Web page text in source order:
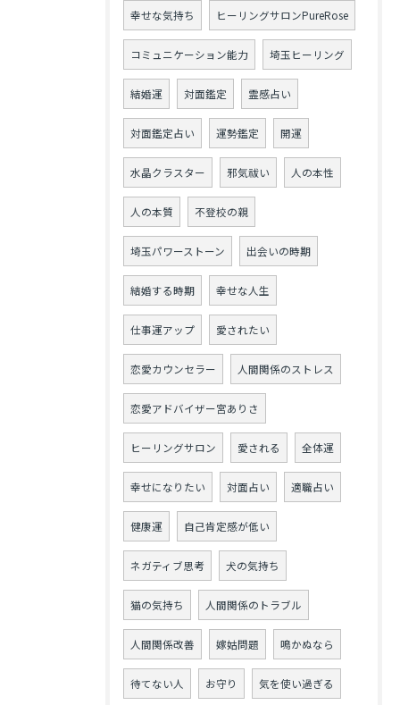
幸せな気持ち ヒーリングサロンPureRose
コミュニケーション能力 埼玉ヒーリング
結婚運 対面鑑定 霊感占い
対面鑑定占い 運勢鑑定 開運
水晶クラスター 邪気祓い 人の本性
人の本質 不登校の親
埼玉パワーストーン 出会いの時期
結婚する時期 幸せな人生
仕事運アップ 愛されたい
恋愛カウンセラー 人間関係のストレス
恋愛アドバイザー宮ありさ
ヒーリングサロン 愛される 全体運
幸せになりたい 対面占い 適職占い
健康運 自己肯定感が低い
ネガティブ思考 犬の気持ち
猫の気持ち 人間関係のトラブル
人間関係改善 嫁姑問題 鳴かぬなら
待てない人 お守り 気を使い過ぎる